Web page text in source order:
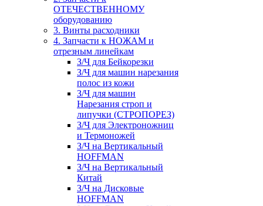
ОТЕЧЕСТВЕННОМУ
оборудованию
3. Винты расходники
4. Запчасти к НОЖАМ и
отрезным линейкам
З/Ч для Бейкорезки
З/Ч для машин нарезания
полос из кожи
З/Ч для машин
Нарезания строп и
липучки (СТРОПОРЕЗ)
З/Ч для Электроножниц
и Термоножей
З/Ч на Вертикальный
HOFFMAN
З/Ч на Вертикальный
Китай
З/Ч на Дисковые
HOFFMAN